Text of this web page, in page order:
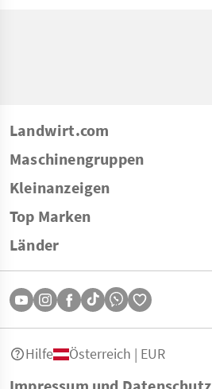
Landwirt.com
Maschinengruppen
Kleinanzeigen
Top Marken
Länder
Hilfe Österreich | EUR